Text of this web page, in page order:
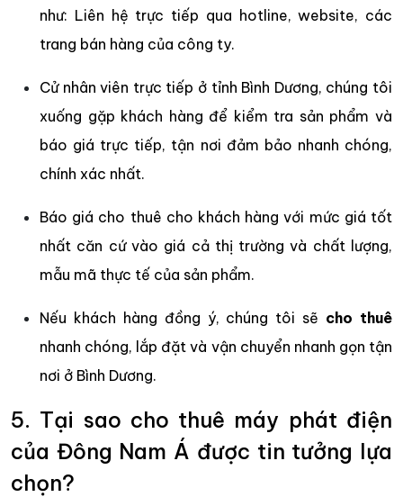
như: Liên hệ trực tiếp qua hotline, website, các
trang bán hàng của công ty.
Cử nhân viên trực tiếp ở tỉnh Bình Dương, chúng tôi
xuống gặp khách hàng để kiểm tra sản phẩm và
báo giá trực tiếp, tận nơi đảm bảo nhanh chóng,
chính xác nhất.
Báo giá cho thuê cho khách hàng với mức giá tốt
nhất căn cứ vào giá cả thị trường và chất lượng,
mẫu mã thực tế của sản phẩm.
Nếu khách hàng đồng ý, chúng tôi sẽ cho thuê
nhanh chóng, lắp đặt và vận chuyển nhanh gọn tận
nơi ở Bình Dương.
5. Tại sao cho thuê máy phát điện
của Đông Nam Á được tin tưởng lựa
chọn?